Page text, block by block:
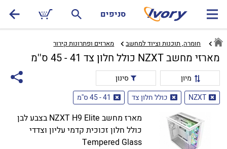
סניפים
חומרה, תוכנות וציוד למחשב מארזים ופתרונות קירור‏
מארזי מחשב NZXT כולל חלון צד 41 - 45 ס''מ
מיון
סינון
NZXT
כולל חלון צד 41 - 45 ס''מ
מארז מחשב NZXT H9 Elite בצבע לבן
כולל חלון זכוכית קדמי עליון וצדדי
Tempered Glass